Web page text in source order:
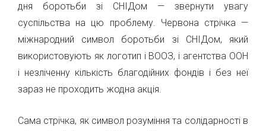
дня боротьби зі СНІДом — звернути увагу
суспільства на цю проблему. Червона стрічка —
міжнародний символ боротьби зі СНІДом, який
використовують як логотип і ВООЗ, і агентства ООН
і незліченну кількість благодійних фондів і без неї
зараз не проходить жодна акція.
Сама стрічка, як символ розуміння та солідарності в